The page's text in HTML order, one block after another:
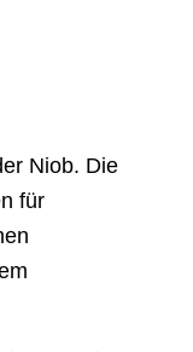
Niob. Die
für